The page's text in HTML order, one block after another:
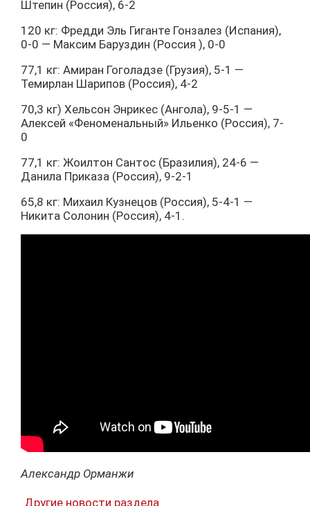
Штепин (Россия), 6-2
120 кг: Фредди Эль Гиганте Гонзалез (Испания),
0-0 — Максим Баруздин (Россия ), 0-0
77,1 кг: Амиран Гоголадзе (Грузия), 5-1 —
Темирлан Шарипов (Россия), 4-2
70,3 кг) Хельсон Энрикес (Ангола), 9-5-1 —
Алексей «Феноменальный» Ильенко (Россия), 7-
0
77,1 кг: Жоилтон Сантос (Бразилия), 24-6 —
Данила Приказа (Россия), 9-2-1
65,8 кг: Михаил Кузнецов (Россия), 5-4-1 —
Никита Солонин (Россия), 4-1.
Александр Орманжи
Другие новости раздела